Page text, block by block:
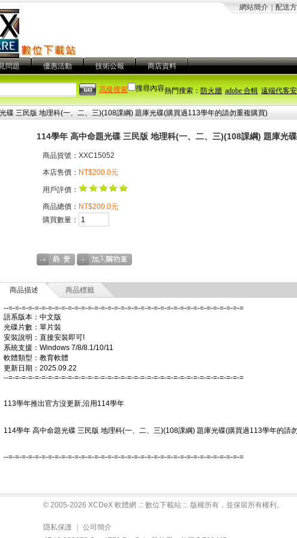
網站簡介 配送
問題 優惠活動 技術公報 商店資料
熱門搜索：防火牆 adobe 合輯 遠端代客
搜尋內容
高級搜索
碟 三民版 地理科(一、二、三)(108課綱) 題庫光碟(購買過113學年的請勿重複購買)
114學年 高中命題光碟 三民版 地理科(一、二、三)(108課綱) 題庫光
商品貨號：XXC15052
本店售價： NT$200.0元
用戶評價：
商品總價： NT$200.0元
購買數量：
商品描述 商品標籤
--=-=-=-=-=-=-=-=-=-=-=-=-=-=-=-=-=-=-=-=-=-=-=-=-=-=-=-=-=-=-=-=-=-=-=-=
語系版本：中文版
光碟片數：單片裝
安裝說明：直接安裝即可!
系統支援：Windows 7/8/8.1/10/11
軟體類型：教育軟體
更新日期：2025.09.22
--=-=-=-=-=-=-=-=-=-=-=-=-=-=-=-=-=-=-=-=-=-=-=-=-=-=-=-=-=-=-=-=-=-=-=-=
113學年推出官方沒更新,沿用114學年
114學年 高中命題光碟 三民版 地理科(一、二、三)(108課綱) 題庫光碟(購買過113學年的請
--=-=-=-=-=-=-=-=-=-=-=-=-=-=-=-=-=-=-=-=-=-=-=-=-=-=-=-=-=-=-=-=-=-=-=-=
© 2005-2026 XCDeX 軟體網 .:: 數位下載站 ::. 版權所有，並保留所有權利。
隱私保護
公司簡介